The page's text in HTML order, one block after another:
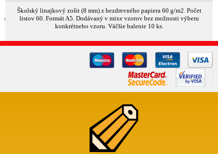
Školský linajkový zošit (8 mm) z bezdrevného papiera 60 g/m2. Počet
listov 60. Formát A5. Dodávaný v mixe vzorov bez možnosti výberu
konkrétneho vzoru. Väčšie balenie 10 ks.